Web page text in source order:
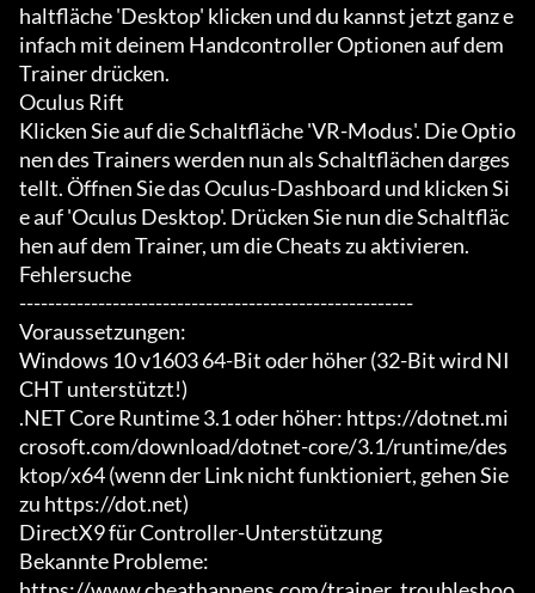
haltfläche 'Desktop' klicken und du kannst jetzt ganz e
infach mit deinem Handcontroller Optionen auf dem
Trainer drücken.
Oculus Rift
Klicken Sie auf die Schaltfläche 'VR-Modus'. Die Optio
nen des Trainers werden nun als Schaltflächen darges
tellt. Öffnen Sie das Oculus-Dashboard und klicken Si
e auf 'Oculus Desktop'. Drücken Sie nun die Schaltfläc
hen auf dem Trainer, um die Cheats zu aktivieren.
Fehlersuche
-------------------------------------------------------
Voraussetzungen:
Windows 10 v1603 64-Bit oder höher (32-Bit wird NI
CHT unterstützt!)
.NET Core Runtime 3.1 oder höher: https://dotnet.mi
crosoft.com/download/dotnet-core/3.1/runtime/des
ktop/x64 (wenn der Link nicht funktioniert, gehen Sie
zu https://dot.net)
DirectX9 für Controller-Unterstützung
Bekannte Probleme: